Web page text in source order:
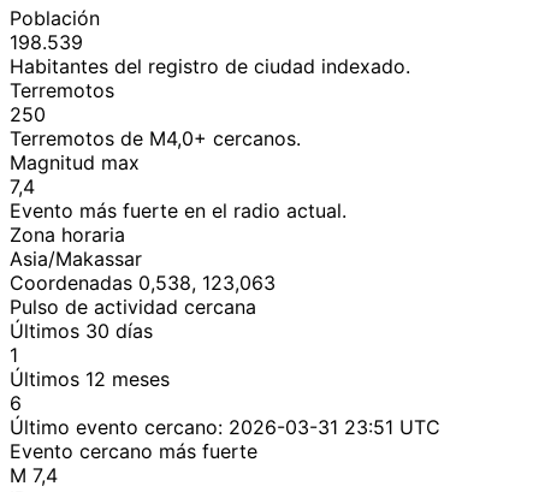
Población
198.539
Habitantes del registro de ciudad indexado.
Terremotos
250
Terremotos de M4,0+ cercanos.
Magnitud max
7,4
Evento más fuerte en el radio actual.
Zona horaria
Asia/Makassar
Coordenadas 0,538, 123,063
Pulso de actividad cercana
Últimos 30 días
1
Últimos 12 meses
6
Último evento cercano: 2026-03-31 23:51 UTC
Evento cercano más fuerte
M 7,4